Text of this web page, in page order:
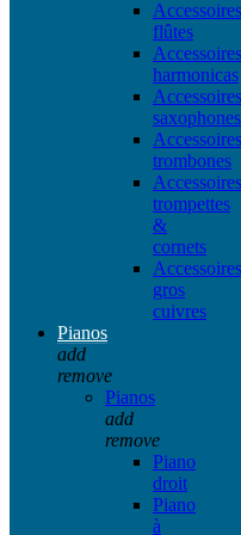
Accessoires
flûtes
Accessoires
harmonicas
Accessoires
saxophones
Accessoires
trombones
Accessoires
trompettes
&
cornets
Accessoires
gros
cuivres
Pianos
add
remove
Pianos
add
remove
Piano
droit
Piano
à